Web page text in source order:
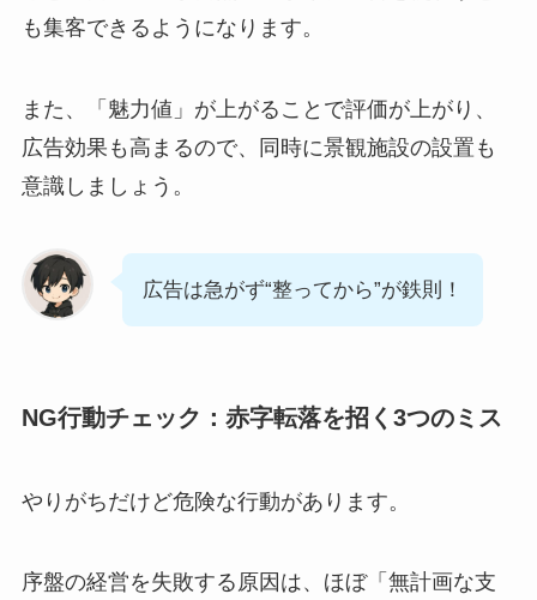
も集客できるようになります。
また、「魅力値」が上がることで評価が上がり、
広告効果も高まるので、同時に景観施設の設置も
意識しましょう。
広告は急がず“整ってから”が鉄則！
NG行動チェック：赤字転落を招く3つのミス
やりがちだけど危険な行動があります。
序盤の経営を失敗する原因は、ほぼ「無計画な支